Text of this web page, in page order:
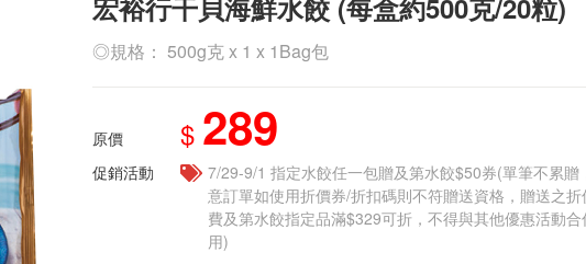
宏裕行干貝海鮮水餃 (每盒約500克/20粒)
◎規格： 500g克 x 1 x 1Bag包
原價 $ 289
促銷活動
7/29-9/1 指定水餃任一包贈及第水餃$50券(單筆不累贈
意訂單如使用折價券/折扣碼則不符贈送資格，贈送之折
費及第水餃指定品滿$329可折，不得與其他優惠活動合
用)